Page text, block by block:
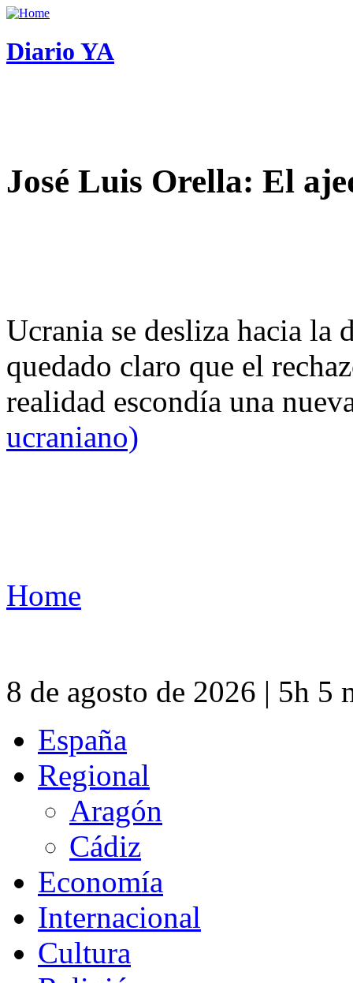
Diario YA
José Luis Orella: El
Ucrania se desliza hacia
quedado claro que el
realidad escondía una
ucraniano)
Home
8 de agosto de 2026 | 5h 5
España
Regional
Aragón
Cádiz
Economía
Internacional
Cultura